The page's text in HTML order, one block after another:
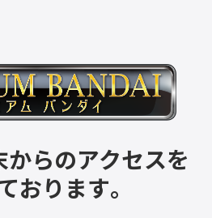
らのアクセスを
おります。